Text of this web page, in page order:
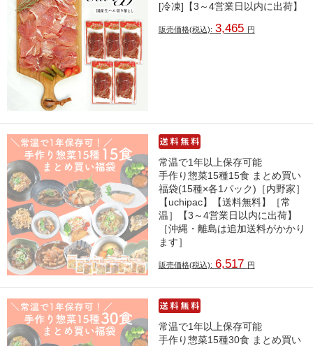
[冷凍]【3～4営業日以内に出荷】
販売価格(税込): 3,465 円
常温で1年以上保存可能
手作り惣菜15種15食 まとめ買い
福袋(15種×各1パック)［内野家］
【uchipac】【送料無料】［常
温］【3～4営業日以内に出荷】
［沖縄・離島は追加送料がかかり
ます］
販売価格(税込): 6,517 円
常温で1年以上保存可能
手作り惣菜15種30食 まとめ買い